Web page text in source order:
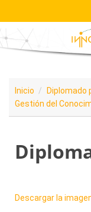
Pasar al contenido
Inicio
Diplomado
Gestión del
Descargar la